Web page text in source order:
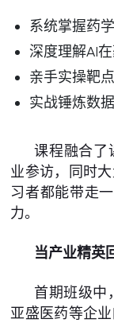
系统掌握药
深度理解AI
亲手实操靶
实战锤炼数
课程融合了
业参访，同时
习者都能带走
力。
当产业精英
首期班级中
亚盛医药等企